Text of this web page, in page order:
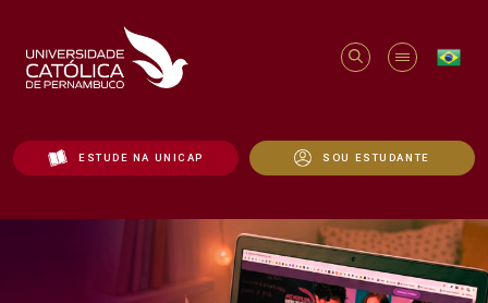
ESTUDE NA UNICAP SOU ESTUDANTE